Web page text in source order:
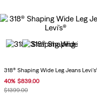
318® Shaping Wide Leg Jeans
40% $839.00
$1399.00